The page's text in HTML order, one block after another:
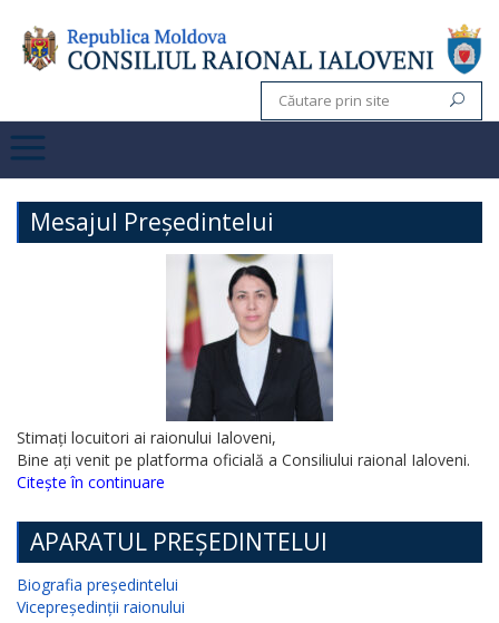
Mesajul Președintelui
Stimați locuitori ai raionului Ialoveni,
Bine ați venit pe platforma oficială a Consiliului raional Ialoveni.
Citește în continuare
APARATUL PREȘEDINTELUI
Biografia președintelui
Vicepreședinții raionului